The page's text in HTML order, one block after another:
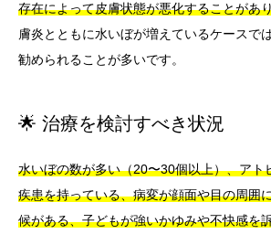
存在によって皮膚状態が悪化することがあ
膚炎とともに水いぼが増えているケースで
勧められることが多いです。
🌟 治療を検討すべき状況
水いぼの数が多い（20〜30個以上）、アト
疾患を持っている、病変が顔面や目の周囲
候がある、子どもが強いかゆみや不快感を